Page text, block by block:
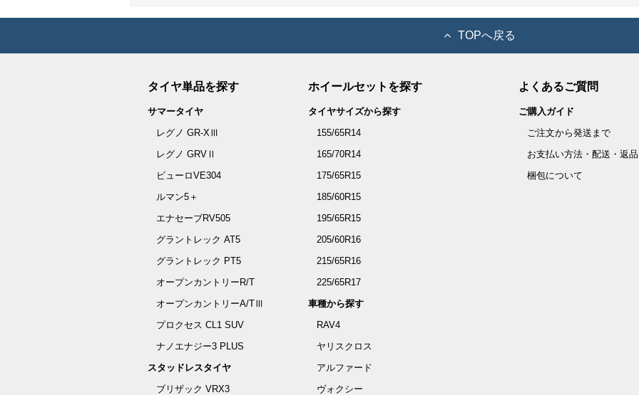
TOPへ戻る
タイヤ単品を探す
サマータイヤ
レグノ GR-XⅢ
レグノ GRVⅡ
ビューロVE304
ルマン5＋
エナセーブRV505
グラントレック AT5
グラントレック PT5
オープンカントリーR/T
オープンカントリーA/TⅢ
プロクセス CL1 SUV
ナノエナジー3 PLUS
スタッドレスタイヤ
ブリザック VRX3
ホイールセットを探す
タイヤサイズから探す
155/65R14
165/70R14
175/65R15
185/60R15
195/65R15
205/60R16
215/65R16
225/65R17
車種から探す
RAV4
ヤリスクロス
アルファード
ヴォクシー
よくあるご質問
ご購入ガイド
ご注文から発送まで
お支払い方法・配送・返品
梱包について